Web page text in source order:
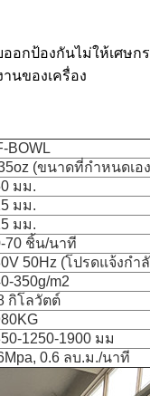
อกป้องกันไม่ให้เศษก
นของเครื่อง
BOWL
(ขนาดที่กำหนดเอ
มม.
มม.
มม.
70 ชิ้น/นาที
50Hz (โปรดแจ้งก
350g/m2
กิโลวัตต์
1250-1900 มม
0.6 ลบ.ม./นาที